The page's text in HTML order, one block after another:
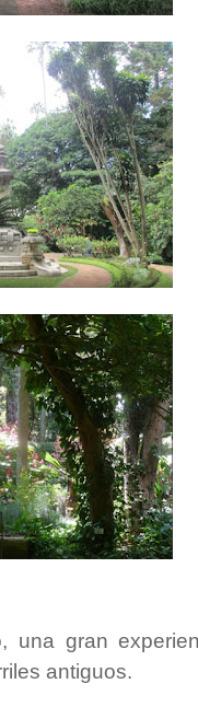
una gran
antiguos.